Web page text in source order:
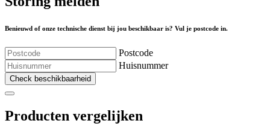
Benieuwd of onze technische dienst bij jou beschikbaar is? Vul je postcode in.
Postcode
Huisnummer
Check beschikbaarheid
Producten vergelijken